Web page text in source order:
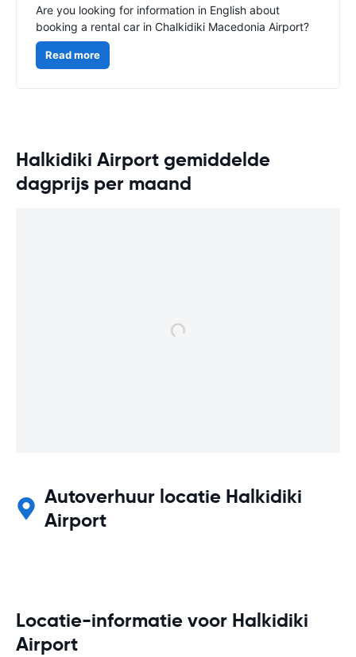
Are you looking for information in English about
booking a rental car in Chalkidiki Macedonia Airport?
Read more
Halkidiki Airport gemiddelde
dagprijs per maand
Autoverhuur locatie Halkidiki
Airport
Locatie-informatie voor Halkidiki
Airport